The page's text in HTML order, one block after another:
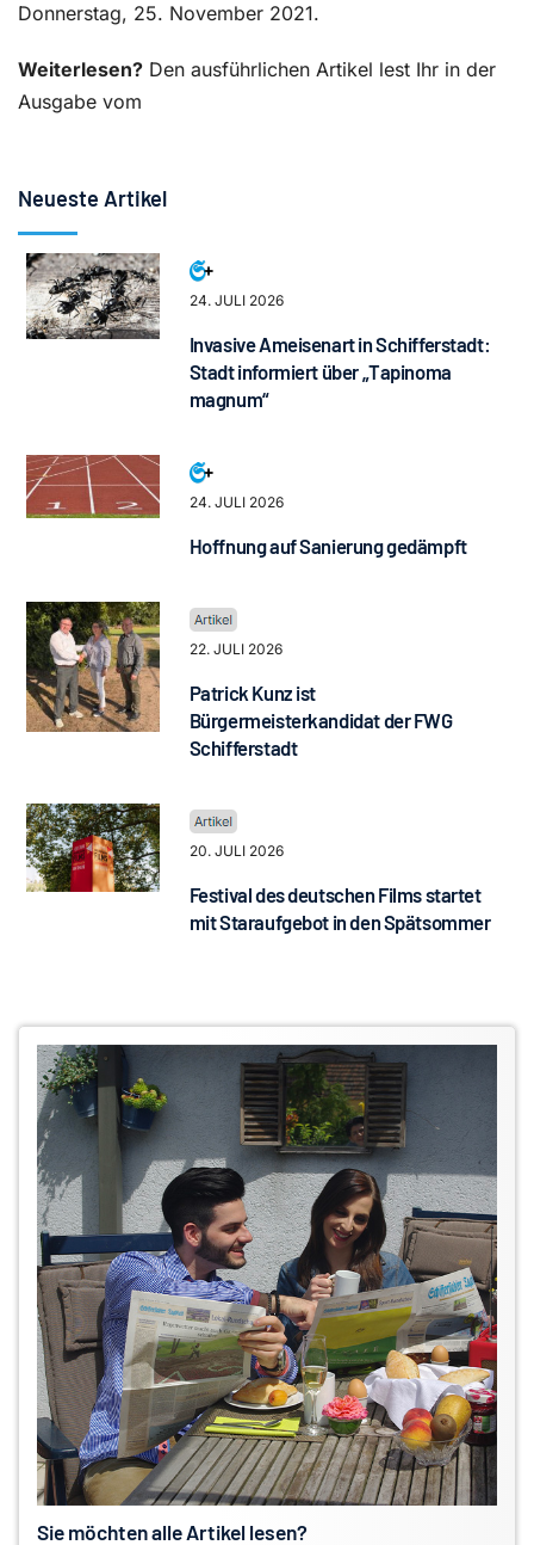
Donnerstag, 25. November 2021.
Weiterlesen? Den ausführlichen Artikel lest Ihr in der
Ausgabe vom
Neueste Artikel
24. JULI 2026
Invasive Ameisenart in Schifferstadt:
Stadt informiert über „Tapinoma
magnum“
24. JULI 2026
Hoffnung auf Sanierung gedämpft
22. JULI 2026
Patrick Kunz ist
Bürgermeisterkandidat der FWG
Schifferstadt
20. JULI 2026
Festival des deutschen Films startet
mit Staraufgebot in den Spätsommer
Sie möchten alle Artikel lesen?